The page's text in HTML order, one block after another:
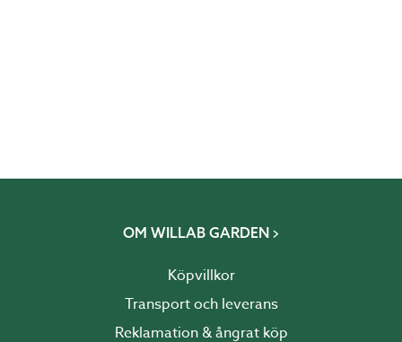
OM WILLAB GARDEN
Köpvillkor
Transport och leverans
Reklamation & ångrat köp